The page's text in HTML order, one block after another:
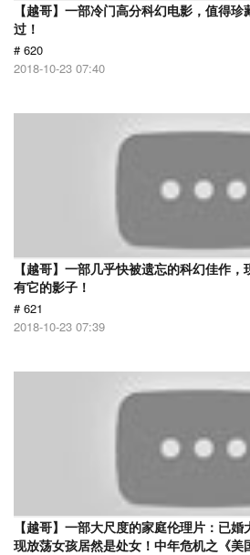
【越哥】一部冷门高分科幻电影，值得
过！
# 620
2018-10-23 07:40
【越哥】一部几乎快被遗忘的科幻佳作
有它的影子！
# 621
2018-10-23 07:39
【越哥】一部大尺度的家庭伦理片：已
现放荡女孩居然是处女！中年危机之《美